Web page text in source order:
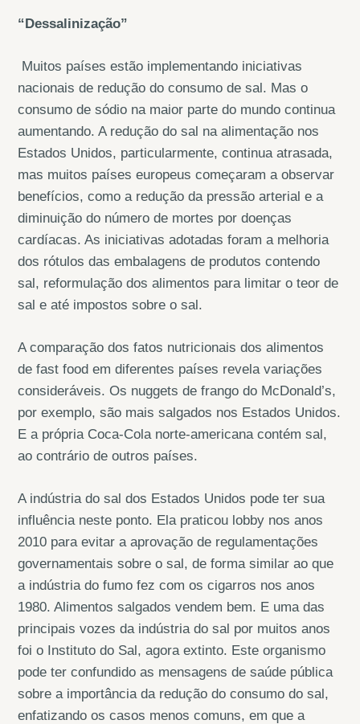
“Dessalinização”
Muitos países estão implementando iniciativas
nacionais de redução do consumo de sal. Mas o
consumo de sódio na maior parte do mundo continua
aumentando. A redução do sal na alimentação nos
Estados Unidos, particularmente, continua atrasada,
mas muitos países europeus começaram a observar
benefícios, como a redução da pressão arterial e a
diminuição do número de mortes por doenças
cardíacas. As iniciativas adotadas foram a melhoria
dos rótulos das embalagens de produtos contendo
sal, reformulação dos alimentos para limitar o teor de
sal e até impostos sobre o sal.
A comparação dos fatos nutricionais dos alimentos
de fast food em diferentes países revela variações
consideráveis. Os nuggets de frango do McDonald’s,
por exemplo, são mais salgados nos Estados Unidos.
E a própria Coca-Cola norte-americana contém sal,
ao contrário de outros países.
A indústria do sal dos Estados Unidos pode ter sua
influência neste ponto. Ela praticou lobby nos anos
2010 para evitar a aprovação de regulamentações
governamentais sobre o sal, de forma similar ao que
a indústria do fumo fez com os cigarros nos anos
1980. Alimentos salgados vendem bem. E uma das
principais vozes da indústria do sal por muitos anos
foi o Instituto do Sal, agora extinto. Este organismo
pode ter confundido as mensagens de saúde pública
sobre a importância da redução do consumo do sal,
enfatizando os casos menos comuns, em que a